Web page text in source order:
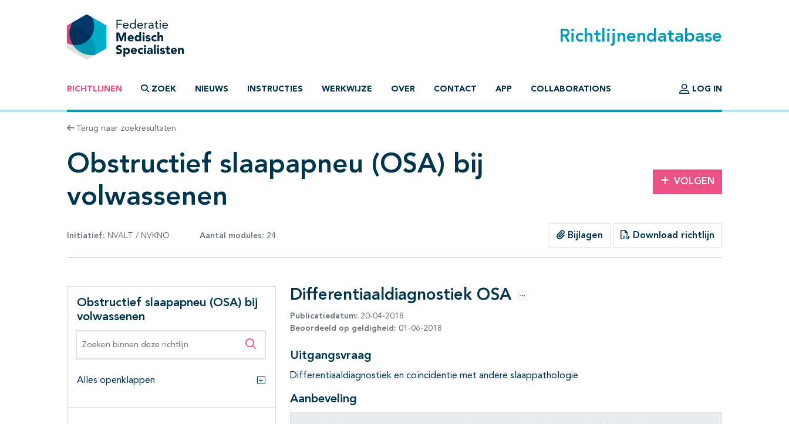
Richtlijnendatabase
RICHTLIJNEN ZOEK NIEUWS INSTRUCTIES WERKWIJZE OVER CONTACT APP COLLABORATIONS LOG IN
Terug naar zoekresultaten
Obstructief slaapapneu (OSA) bij
volwassenen
VOLGEN
Initiatief: NVALT / NVKNO Aantal modules: 24 Bijlagen Download richtlijn
Obstructief slaapapneu (OSA) bij
volwassenen
Zoeken binnen deze richtlijn
Alles openklappen
Alles openklappen
Differentiaaldiagnostiek OSA Opties
Publicatiedatum: 20-04-2018
Beoordeeld op geldigheid: 01-06-2018
Uitgangsvraag
Differentiaaldiagnostiek en coïncidentie met andere slaappathologie
Aanbeveling